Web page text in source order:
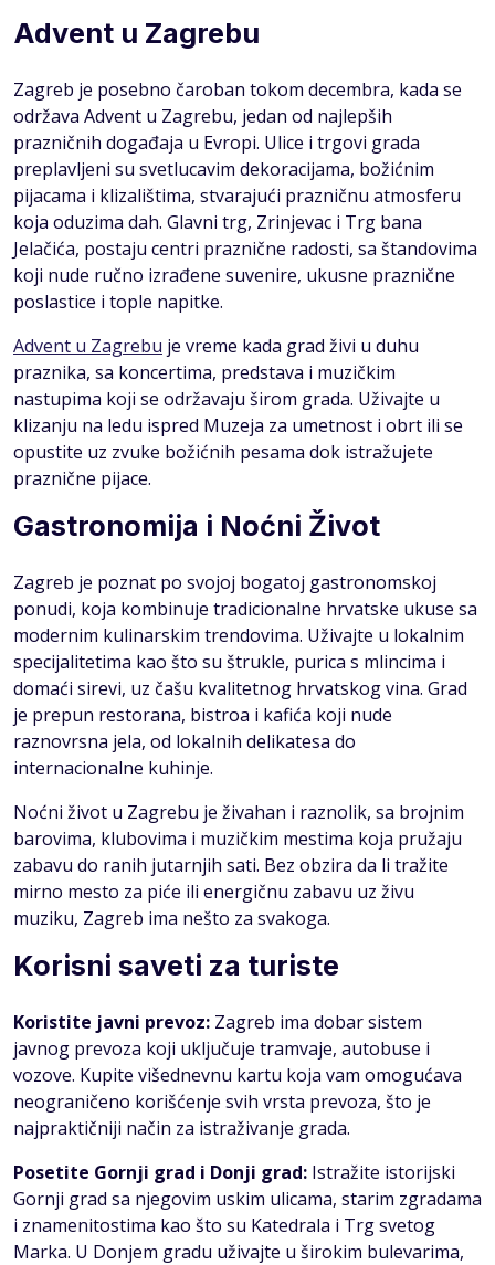
Advent u Zagrebu
Zagreb je posebno čaroban tokom decembra, kada se
održava Advent u Zagrebu, jedan od najlepših
prazničnih događaja u Evropi. Ulice i trgovi grada
preplavljeni su svetlucavim dekoracijama, božićnim
pijacama i klizalištima, stvarajući prazničnu atmosferu
koja oduzima dah. Glavni trg, Zrinjevac i Trg bana
Jelačića, postaju centri praznične radosti, sa štandovima
koji nude ručno izrađene suvenire, ukusne praznične
poslastice i tople napitke.
Advent u Zagrebu je vreme kada grad živi u duhu
praznika, sa koncertima, predstava i muzičkim
nastupima koji se održavaju širom grada. Uživajte u
klizanju na ledu ispred Muzeja za umetnost i obrt ili se
opustite uz zvuke božićnih pesama dok istražujete
praznične pijace.
Gastronomija i Noćni Život
Zagreb je poznat po svojoj bogatoj gastronomskoj
ponudi, koja kombinuje tradicionalne hrvatske ukuse sa
modernim kulinarskim trendovima. Uživajte u lokalnim
specijalitetima kao što su štrukle, purica s mlincima i
domaći sirevi, uz čašu kvalitetnog hrvatskog vina. Grad
je prepun restorana, bistroa i kafića koji nude
raznovrsna jela, od lokalnih delikatesa do
internacionalne kuhinje.
Noćni život u Zagrebu je živahan i raznolik, sa brojnim
barovima, klubovima i muzičkim mestima koja pružaju
zabavu do ranih jutarnjih sati. Bez obzira da li tražite
mirno mesto za piće ili energičnu zabavu uz živu
muziku, Zagreb ima nešto za svakoga.
Korisni saveti za turiste
Koristite javni prevoz: Zagreb ima dobar sistem
javnog prevoza koji uključuje tramvaje, autobuse i
vozove. Kupite višednevnu kartu koja vam omogućava
neograničeno korišćenje svih vrsta prevoza, što je
najpraktičniji način za istraživanje grada.
Posetite Gornji grad i Donji grad: Istražite istorijski
Gornji grad sa njegovim uskim ulicama, starim zgradama
i znamenitostima kao što su Katedrala i Trg svetog
Marka. U Donjem gradu uživajte u širokim bulevarima,